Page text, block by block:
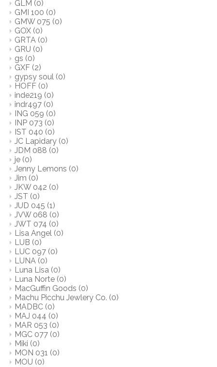
GLM (0)
GMI 100 (0)
GMW 075 (0)
GOX (0)
GRTA (0)
GRU (0)
gs (0)
GXF (2)
gypsy soul (0)
HOFF (0)
inde219 (0)
indr497 (0)
ING 059 (0)
INP 073 (0)
IST 040 (0)
JC Lapidary (0)
JDM 088 (0)
je (0)
Jenny Lemons (0)
Jim (0)
JKW 042 (0)
JST (0)
JUD 045 (1)
JVW 068 (0)
JWT 074 (0)
Lisa Angel (0)
LUB (0)
LUC 097 (0)
LUNA (0)
Luna Lisa (0)
Luna Norte (0)
MacGuffin Goods (0)
Machu Picchu Jewlery Co. (0)
MADBC (0)
MAJ 044 (0)
MAR 053 (0)
MGC 077 (0)
Miki (0)
MON 031 (0)
MOU (0)